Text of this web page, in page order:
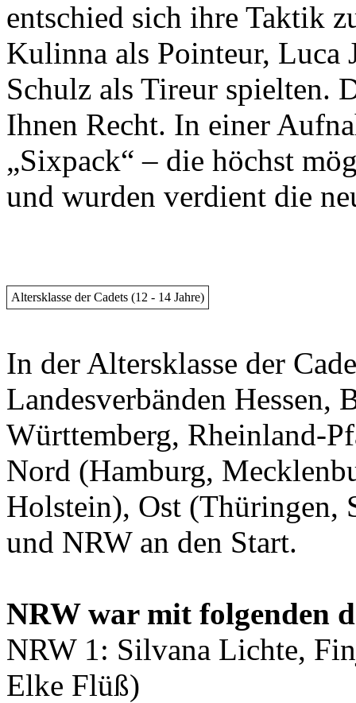
entschied sich ihre Taktik
Kulinna als Pointeur,
Schulz als Tireur spielten.
Ihnen Recht. In einer
„Sixpack“ – die höchst
und wurden verdient die
Altersklasse der Cadets (12 - 14 Jahre)
In der Altersklasse der
Landesverbänden Hessen,
Württemberg, Rheinland-
Nord (Hamburg,
Holstein), Ost (Thüringen,
und NRW an den Start.
NRW war mit folgenden
NRW 1: Silvana Lichte,
Elke Flüß)